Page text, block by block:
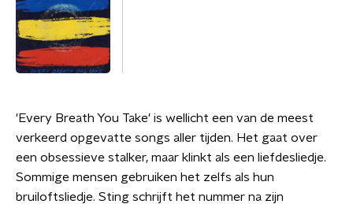
'Every Breath You Take' is wellicht een van de meest
verkeerd opgevatte songs aller tijden. Het gaat over
een obsessieve stalker, maar klinkt als een liefdesliedje.
Sommige mensen gebruiken het zelfs als hun
bruiloftsliedje. Sting schrijft het nummer na zijn